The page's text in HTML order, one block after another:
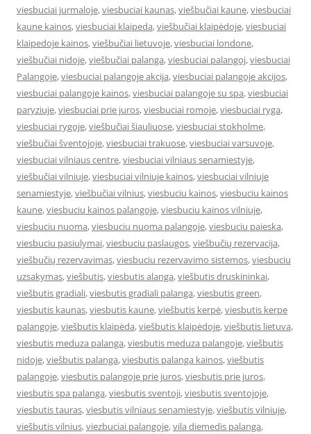
viesbuciai jurmaloje,viesbuciai kaunas,viešbučiai kaune,viesbuciai
kaune kainos,viesbuciai klaipeda,viešbučiai klaipėdoje,viesbuciai
klaipedoje kainos,viešbučiai lietuvoje,viesbuciai londone,
viešbučiai nidoje,viešbučiai palanga,viesbuciai palangoj,viesbuciai
Palangoje,viesbuciai palangoje akcija,viesbuciai palangoje akcijos,
viesbuciai palangoje kainos,viesbuciai palangoje su spa,viesbuciai
paryziuje,viesbuciai prie juros,viesbuciai romoje,viesbuciai ryga,
viesbuciai rygoje,viešbučiai šiauliuose,viesbuciai stokholme,
viešbučiai šventojoje,viesbuciai trakuose,viesbuciai varsuvoje,
viesbuciai vilniaus centre,viesbuciai vilniaus senamiestyje,
viešbučiai vilniuje,viesbuciai vilniuje kainos,viesbuciai vilniuje
senamiestyje,viešbučiai vilnius,viesbuciu kainos,viesbuciu kainos
kaune,viesbuciu kainos palangoje,viesbuciu kainos vilniuje,
viesbuciu nuoma,viesbuciu nuoma palangoje,viesbuciu paieska,
viesbuciu pasiulymai,viesbuciu paslaugos,viešbučių rezervacija,
viešbučių rezervavimas,viesbuciu rezervavimo sistemos,viesbuciu
uzsakymas,viešbutis,viesbutis alanga,viešbutis druskininkai,
viešbutis gradiali,viesbutis gradiali palanga,viesbutis green,
viesbutis kaunas,viesbutis kaune,viešbutis kerpė,viesbutis kerpe
palangoje,viešbutis klaipėda,viešbutis klaipėdoje,viešbutis lietuva,
viesbutis meduza palanga,viesbutis meduza palangoje,viešbutis
nidoje,viešbutis palanga,viesbutis palanga kainos,viešbutis
palangoje,viesbutis palangoje prie juros,viesbutis prie juros,
viesbutis spa palanga,viesbutis sventoji,viesbutis sventojoje,
viesbutis tauras,viesbutis vilniaus senamiestyje,viešbutis vilniuje,
viešbutis vilnius,viezbuciai palangoje,vila diemedis palanga,